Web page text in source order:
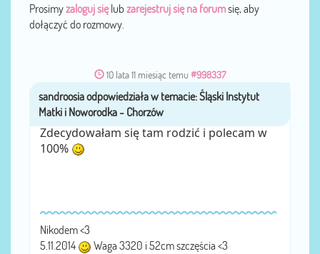
Prosimyzaloguj sięlub zarejestruj się na forumsię, aby
dołączyć do rozmowy.
10 lata 11 miesiąc temu #998337
przezsandroosia
Zdecydowałam się tam rodzić i polecam w
100%
Nikodem <3
5.11.2014
Waga 3320 i 52cm szczęścia <3